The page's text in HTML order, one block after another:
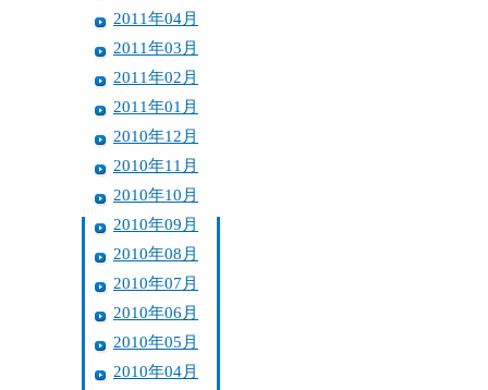
2011年04月
2011年03月
2011年02月
2011年01月
2010年12月
2010年11月
2010年10月
2010年09月
2010年08月
2010年07月
2010年06月
2010年05月
2010年04月